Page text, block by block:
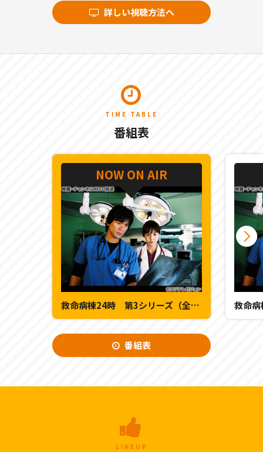
詳しい視聴方法へ
TIME TABLE
番組表
NOW ON AIR
救命病棟24時 第3シリーズ（全11話） 第8話
番組表
LINEUP